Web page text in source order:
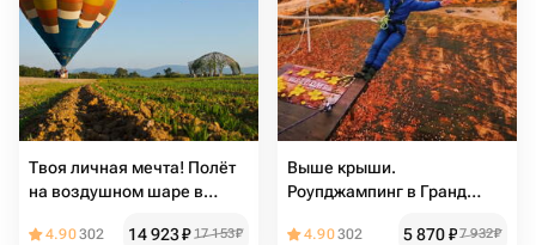
Твоя личная мечта! Полёт
на воздушном шаре в
4.90302 14 923₽ 17 153₽
Выше крыши.
Роупджампинг в Гранд
4.90302 5 870₽7 932₽